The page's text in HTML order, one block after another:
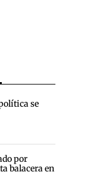
se
por
balacera en